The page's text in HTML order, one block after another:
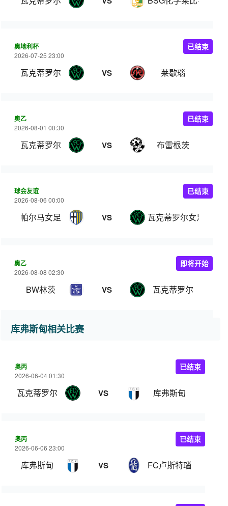
奥地利杯
2026-07-25 23:00
瓦克蒂罗尔 VS 莱歇瑙
已结束
奥乙
2026-08-01 00:30
瓦克蒂罗尔 VS 布雷根茨
已结束
球会友谊
2026-08-06 00:00
帕尔马女足 VS 瓦克蒂罗尔女足
已结束
奥乙
2026-08-08 02:30
BW林茨 VS 瓦克蒂罗尔
即将开始
库弗斯甸相关比赛
奥丙
2026-06-04 01:30
瓦克蒂罗尔 VS 库弗斯甸
已结束
奥丙
2026-06-06 23:00
库弗斯甸 VS FC卢斯特瑙
已结束